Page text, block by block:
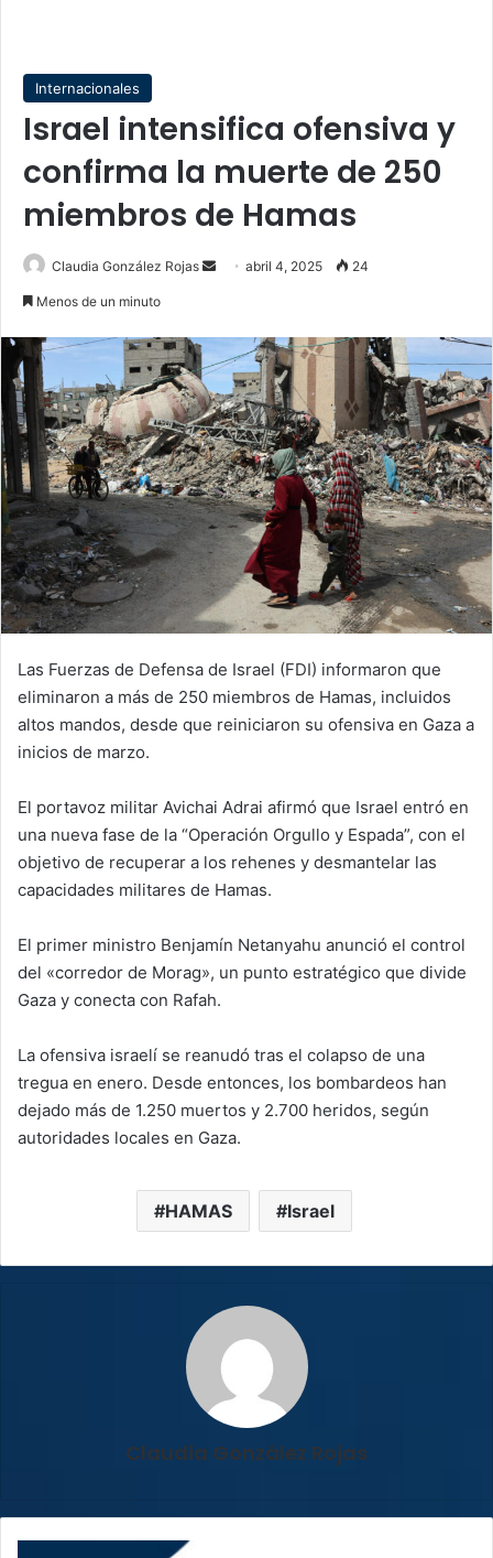
Internacionales
Israel intensifica ofensiva y
confirma la muerte de 250
miembros de Hamas
Claudia González Rojas
Sendabril 4, 2025 24
Menos de un minuto
Las Fuerzas de Defensa de Israel (FDI) informaron que
eliminaron a más de 250 miembros de Hamas, incluidos
altos mandos, desde que reiniciaron su ofensiva en Gaza a
inicios de marzo.
El portavoz militar Avichai Adrai afirmó que Israel entró en
una nueva fase de la “Operación Orgullo y Espada”, con el
objetivo de recuperar a los rehenes y desmantelar las
capacidades militares de Hamas.
El primer ministro Benjamín Netanyahu anunció el control
del «corredor de Morag», un punto estratégico que divide
Gaza y conecta con Rafah.
La ofensiva israelí se reanudó tras el colapso de una
tregua en enero. Desde entonces, los bombardeos han
dejado más de 1.250 muertos y 2.700 heridos, según
autoridades locales en Gaza.
HAMAS Israel
Claudia González Rojas